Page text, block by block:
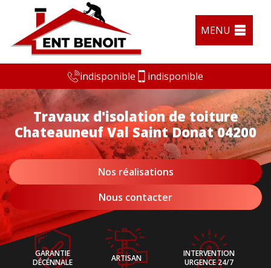
MENU
indisponible indisponible
Travaux d'isolation de toiture
Chateauneuf Val Saint Donat 04200
Nos réalisations
Nous contacter
GARANTIE
DÉCÉNNALE
ARTISAN
INTERVENTION
URGENCE 24/7